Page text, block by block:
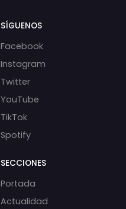
SÍGUENOS
Facebook
Instagram
Twitter
YouTube
TikTok
Spotify
SECCIONES
Portada
Actualidad